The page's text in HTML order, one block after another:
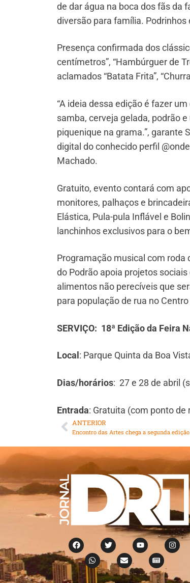
de dar água na boca dos fãs da
diversão para família. Podrinhos
Presença confirmada dos
centímetros”, “Hambúrguer de
aclamados “Batata Frita”,
“A ideia dessa edição é fazer
samba, cerveja gelada, podrão
piquenique na grama.”,
digital do conhecido perfil
Machado.
Gratuito, evento contará com
monitores, palhaços e
Elástica, Pula-pula Inflável e
lanchinhos exclusivos para o
Programação musical com roda
do Podrão apoia projetos
alimentos não perecíveis que
para população de rua no
SERVIÇO: 18ª Edição da Feira
Local : Parque Quinta da Boa
Dias/horários: 27 e 28 de abril
Entrada: Gratuita (com ponto
ANTERIOR
Encontro das Artes chega a segunda